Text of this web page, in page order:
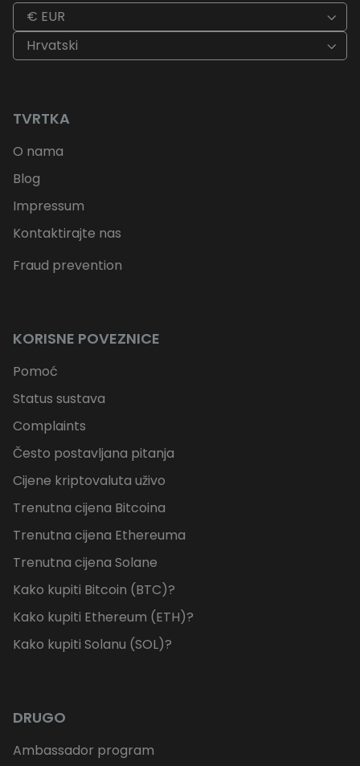
€ EUR
Hrvatski
TVRTKA
O nama
Blog
Impressum
Kontaktirajte nas
Fraud prevention
KORISNE POVEZNICE
Pomoć
Status sustava
Complaints
Često postavljana pitanja
Cijene kriptovaluta uživo
Trenutna cijena Bitcoina
Trenutna cijena Ethereuma
Trenutna cijena Solane
Kako kupiti Bitcoin (BTC)?
Kako kupiti Ethereum (ETH)?
Kako kupiti Solanu (SOL)?
DRUGO
Ambassador program